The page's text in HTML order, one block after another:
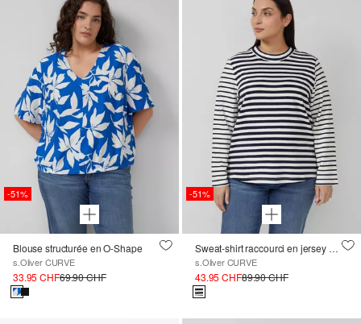
-51%
Blouse structurée en O-Shape
s.Oliver CURVE
33.95 CHF69.90 CHF
-51%
Sweat-shirt raccourci en jersey avec un mélange de rayures
s.Oliver CURVE
43.95 CHF89.90 CHF